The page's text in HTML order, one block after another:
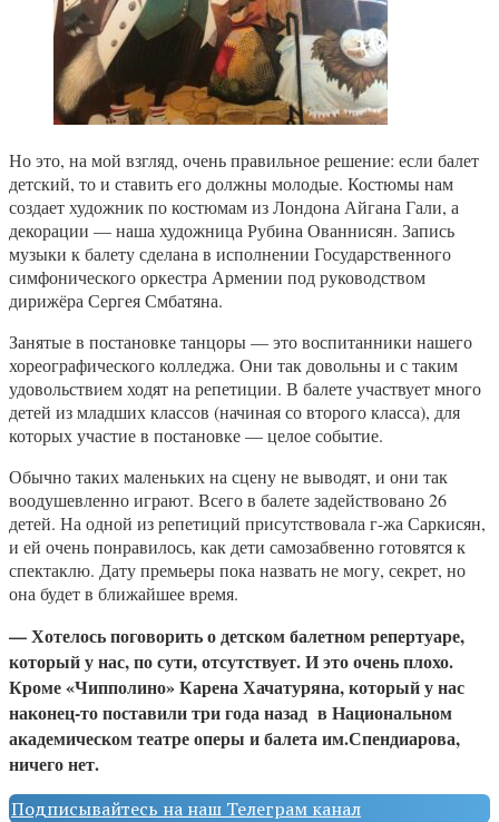
Но это, на мой взгляд, очень правильное решение: если балет
детский, то и ставить его должны молодые. Костюмы нам
создает художник по костюмам из Лондона Айгана Гали, а
декорации — наша художница Рубина Ованнисян. Запись
музыки к балету сделана в исполнении Государственного
симфонического оркестра Армении под руководством
дирижёра Сергея Смбатяна.
Занятые в постановке танцоры — это воспитанники нашего
хореографического колледжа. Они так довольны и с таким
удовольствием ходят на репетиции. В балете участвует много
детей из младших классов (начиная со второго класса), для
которых участие в постановке — целое событие.
Обычно таких маленьких на сцену не выводят, и они так
воодушевленно играют. Всего в балете задействовано 26
детей. На одной из репетиций присутствовала г-жа Саркисян,
и ей очень понравилось, как дети самозабвенно готовятся к
спектаклю. Дату премьеры пока назвать не могу, секрет, но
она будет в ближайшее время.
— Хотелось поговорить о детском балетном репертуаре,
который у нас, по сути, отсутствует. И это очень плохо.
Кроме «Чипполино» Карена Хачатуряна, который у нас
наконец-то поставили три года назад в Национальном
академическом театре оперы и балета им.Спендиарова,
ничего нет.
Подписывайтесь на наш Телеграм канал